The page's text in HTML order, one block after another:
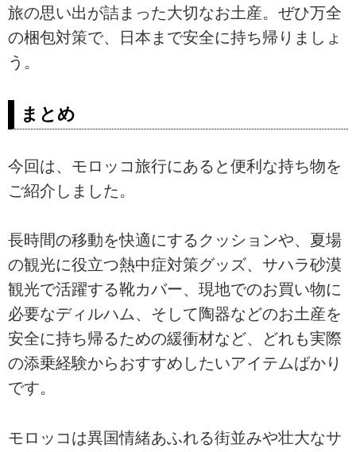
旅の思い出が詰まった大切なお土産。ぜひ万全
の梱包対策で、日本まで安全に持ち帰りましょ
う。
まとめ
今回は、モロッコ旅行にあると便利な持ち物を
ご紹介しました。
長時間の移動を快適にするクッションや、夏場
の観光に役立つ熱中症対策グッズ、サハラ砂漠
観光で活躍する靴カバー、現地でのお買い物に
必要なディルハム、そして陶器などのお土産を
安全に持ち帰るための緩衝材など、どれも実際
の添乗経験からおすすめしたいアイテムばかり
です。
モロッコは異国情緒あふれる街並みや壮大なサ